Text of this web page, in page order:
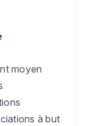
moyen
à but